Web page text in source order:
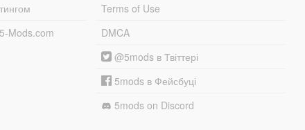
Mods.com
Terms of Use
DMCA
@5mods в Твіттері
5mods в Фейсбуці
5mods on Discord